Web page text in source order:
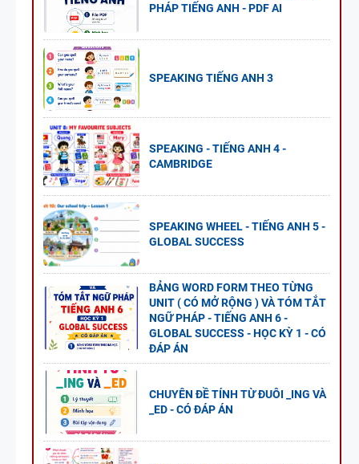
PHÁP TIẾNG ANH - PDF AI
SPEAKING TIẾNG ANH 3
SPEAKING - TIẾNG ANH 4 -
CAMBRIDGE
SPEAKING WHEEL - TIẾNG ANH 5 -
GLOBAL SUCCESS
BẢNG WORD FORM THEO TỪNG
UNIT ( CÓ MỞ RỘNG ) VÀ TÓM TẮT
NGỮ PHÁP - TIẾNG ANH 6 -
GLOBAL SUCCESS - HỌC KỲ 1 - CÓ
ĐÁP ÁN
CHUYÊN ĐỀ TÍNH TỪ ĐUÔI _ING VÀ
_ED - CÓ ĐÁP ÁN